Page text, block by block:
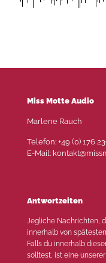
Miss Motte Audio
Marlene Rauch
Telefon: +49 (0) 176
E-Mail:
Antwortzeiten
Jegliche Nachrichten,
innerhalb von
Falls du innerhalb
solltest, ist eine